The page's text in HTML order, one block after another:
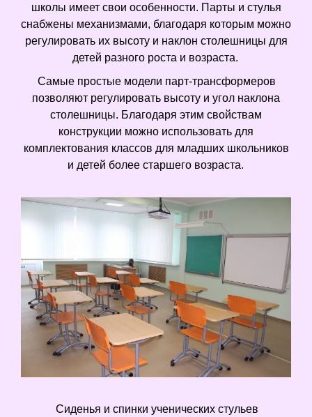
школы имеет свои особенности. Парты и стулья
снабжены механизмами, благодаря которым можно
регулировать их высоту и наклон столешницы для
детей разного роста и возраста.
Самые простые модели парт-трансформеров
позволяют регулировать высоту и угол наклона
столешницы. Благодаря этим свойствам
конструкции можно использовать для
комплектования классов для младших школьников
и детей более старшего возраста.
Сиденья и спинки ученических стульев